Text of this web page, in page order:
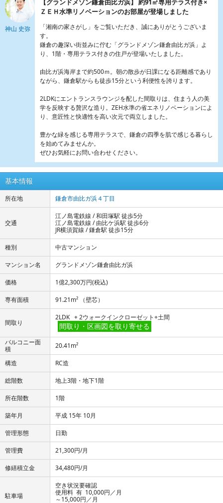
神山 史弥
【グランドメゾン鎌倉由比ガ浜】 約91㎡専用テラス付き×
ＺＥＨ水準リノベーションのお部屋が登場しました
「湘南の家さがし」をご覧いただき、誠にありがとうございま
す。
鎌倉の趣深い街並みに佇む「グランドメゾン鎌倉由比ガ浜」よ
り、1階・専用テラス付きの住戸が登場いたしました。
由比ガ浜海岸まで約500ｍ。朝の散歩が日課になる距離感であり
ながら、鎌倉駅からも徒歩15分という利便性を誇ります。
2LDKにエントランスラウンジを配した間取りは、住まう人の美
学を反映する贅沢な造り。ZEH水準の省エネリノベーションによ
り、意匠性と快適性を高い次元で両立しました。
豊かな緑を感じる専用テラスで、鎌倉の四季を肌で感じる暮らし
を始めてみませんか。
ぜひお気軽にお問い合わせください。
基本情報
所在地 鎌倉市由比ガ浜４丁目
交通
江ノ島電鉄線 / 和田塚駅 徒歩5分
江ノ島電鉄線 / 由比ケ浜駅 徒歩6分
JR横須賀線 / 鎌倉駅 徒歩15分
種別 中古マンション
マンション名 グランドメゾン鎌倉由比ガ浜
価格 1億2,300万円(税込)
専有面積 91.21m² （壁芯）
間取り
2LDK + 2ウォークインクローゼット+土間
間取り・区画図を取り寄せる
バルコニー面
積
20.41m²
構造 RC造
総階数 地上3階・地下1階
所在階数 1階
築年月 平成 15年 10月
管理形態 日勤
管理費 21,300円/月
修繕積立金 34,480円/月
駐車場
空き状況要確認
使用料 有 10,000円／月
～15,000円／月